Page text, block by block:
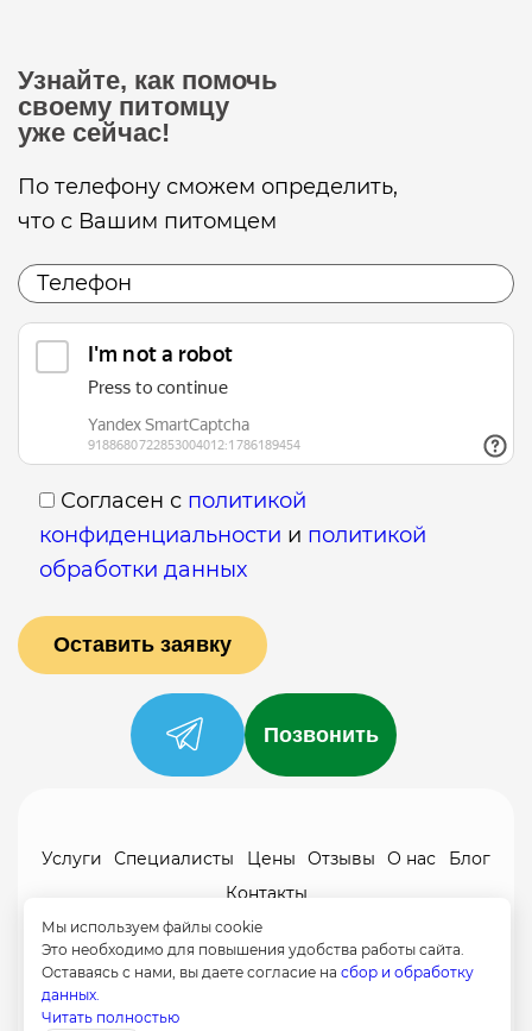
Узнайте, как помочь
своему питомцу
уже сейчас!
По телефону сможем определить,
что с Вашим питомцем
Согласен с политикой
конфиденциальности и политикой
обработки данных
Мы используем файлы cookie
Это необходимо для повышения удобства работы сайта.
Оставаясь с нами, вы даете согласие на сбор и обработку
данных.
Читать полностью
Позвонить
Услуги Специалисты Цены Отзывы О нас
Блог
Контакты
Политика конфиденциальности
Согласие на обработку
+7 (958) 795-61-54